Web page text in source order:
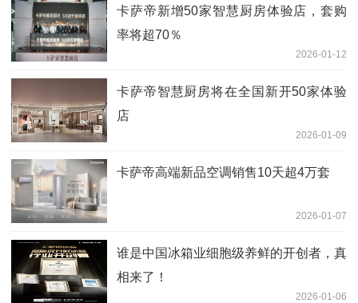
卡萨帝新增50家智慧厨房体验店，套购
率将超70％
2026-01-12
卡萨帝智慧厨房将在全国新开50家体验
店
2026-01-09
卡萨帝高端新品空调销售10天超4万套
2026-01-07
谁是中国冰箱业细胞级养鲜的开创者，真
相来了！
2026-01-06